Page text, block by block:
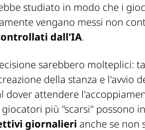
studiato in modo che i
vengano messi non
dall'IA.
sarebbero molteplici:
della stanza e l'avvio
dover attendere
più "scarsi" possono
giornalieri anche se non